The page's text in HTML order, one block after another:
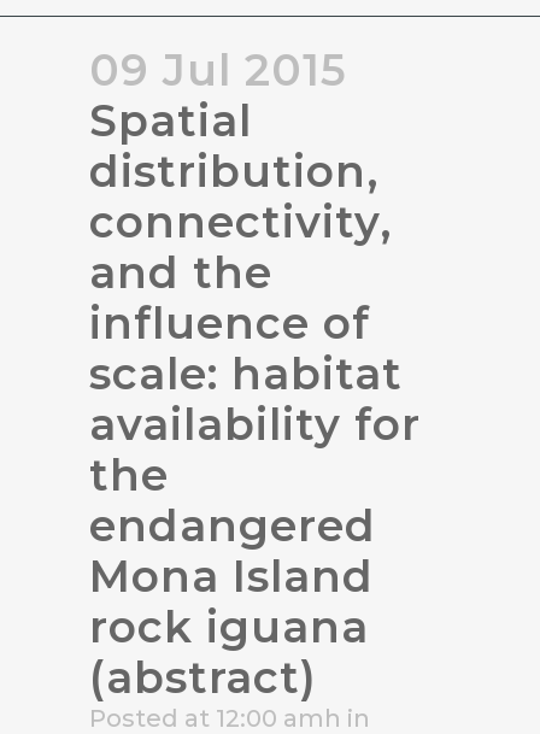
09 Jul 2015
Spatial
distribution,
connectivity,
and the
influence of
scale: habitat
availability for
the
endangered
Mona Island
rock iguana
(abstract)
Posted at 12:00 amh in